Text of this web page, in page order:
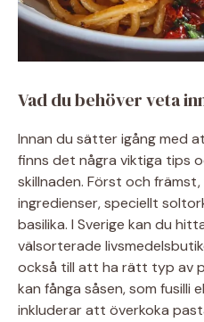
Vad du behöver veta
Innan du sätter igång med
finns det några viktiga tips
skillnaden. Först och
ingredienser, speciellt
basilika. I Sverige kan du
välsorterade
också till att ha rätt typ av
kan fånga såsen, som fusilli
inkluderar att överkoka